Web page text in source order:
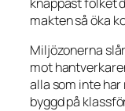
makten så öka
Miljözonerna
mot
alla som inte har
byggd på